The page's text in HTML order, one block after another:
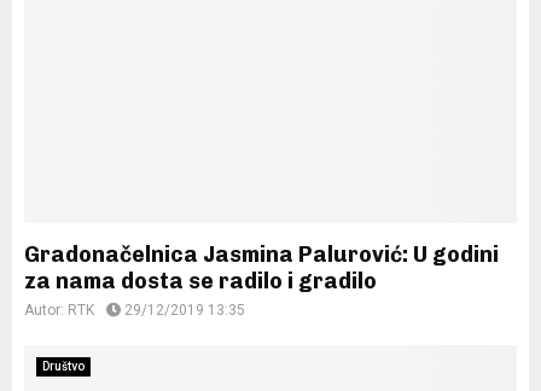
Gradonačelnica Jasmina Palurović: U godini
za nama dosta se radilo i gradilo
Autor: RTK 29/12/2019 13:35
Društvo